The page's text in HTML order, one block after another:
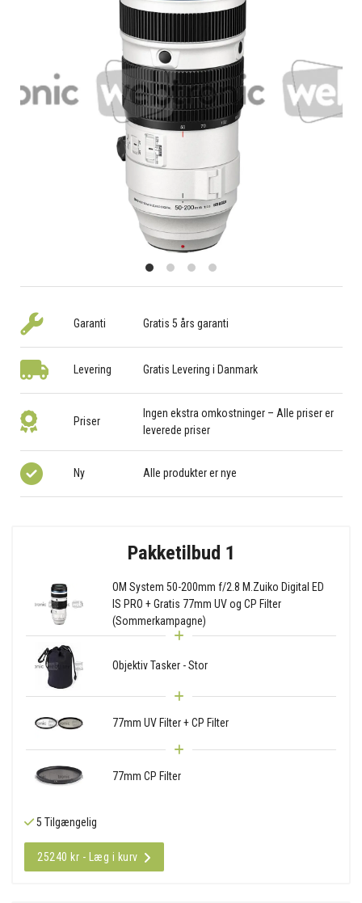
Garanti Gratis 5 års garanti
Levering Gratis Levering i Danmark
Priser
Ingen ekstra omkostninger – Alle priser er
leverede priser
Ny Alle produkter er nye
Pakketilbud 1
OM System 50-200mm f/2.8 M.Zuiko Digital ED
IS PRO + Gratis 77mm UV og CP Filter
(Sommerkampagne)
Objektiv Tasker - Stor
77mm UV Filter + CP Filter
77mm CP Filter
5 Tilgængelig
25240 kr - Læg i kurv